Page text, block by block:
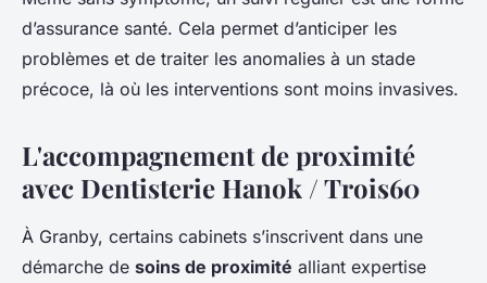
d’assurance santé. Cela permet d’anticiper les
problèmes et de traiter les anomalies à un stade
précoce, là où les interventions sont moins invasives.
L'accompagnement de proximité
avec Dentisterie Hanok / Trois60
À Granby, certains cabinets s’inscrivent dans une
démarche de soins de proximité alliant expertise